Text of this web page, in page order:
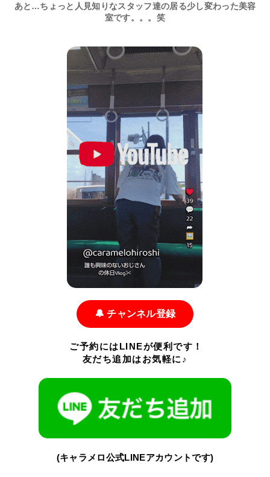
あと…ちょっと人見知りなスタッフ達の居る少し変わった美容
室です。。。笑
🔔 チャンネル登録
ご予約にはLINEが便利です！
友だち追加はお気軽に♪
(キャラメロ公式LINEアカウントです)